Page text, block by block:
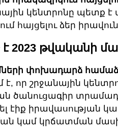
կենտրոնը պետք
հայցելու ձեր
է 2023 թվականի
փոխադարձ
է, որ շրջանային
ծանուցագիր
էիք իրավասության
կամ կրճատման